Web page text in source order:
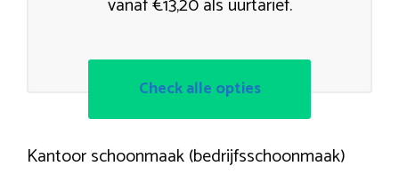
Check alle opties
Kantoor schoonmaak (bedrijfsschoonmaak)